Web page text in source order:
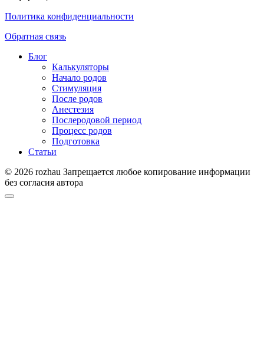
Политика конфиденциальности
Обратная связь
Блог
Калькуляторы
Начало родов
Стимуляция
После родов
Анестезия
Послеродовой период
Процесс родов
Подготовка
Статьи
© 2026 rozhau Запрещается любое копирование информации
без согласия автора